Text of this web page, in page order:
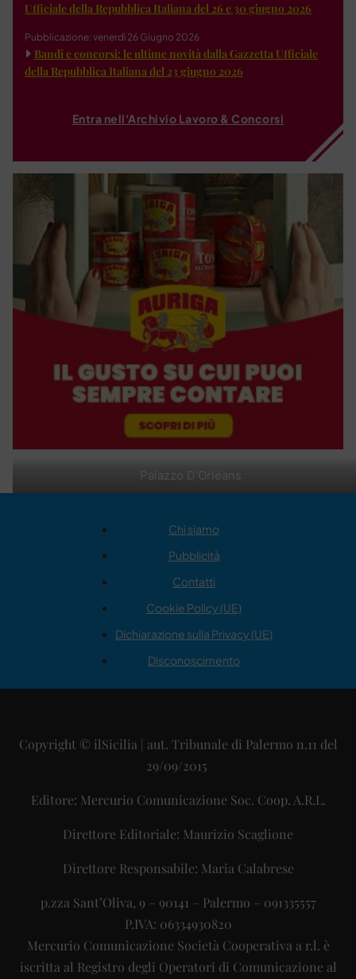
Palazzo D'Orléans
Ufficiale della Repubblica Italiana del 26 e 30 giugno 2026
Pubblicazione: venerdì 26 Giugno 2026
Bandi e concorsi: le ultime novità dalla Gazzetta Ufficiale
della Repubblica Italiana del 23 giugno 2026
Entra nell'Archivio Lavoro & Concorsi
Chi siamo
Pubblicità
Contatti
Cookie Policy (UE)
Dichiarazione sulla Privacy (UE)
Disconoscimento
Copyright © ilSicilia | aut. Tribunale di Palermo n.11 del
29/09/2015
Editore: Mercurio Comunicazione Soc. Coop. A.R.L.
Direttore Editoriale: Maurizio Scaglione
Direttore Responsabile: Maria Calabrese
p.zza Sant’Oliva, 9 – 90141 – Palermo – 091335557
P.IVA: 06334930820
Mercurio Comunicazione Società Cooperativa a r.l. è
iscritta al Registro degli Operatori di Comunicazione al